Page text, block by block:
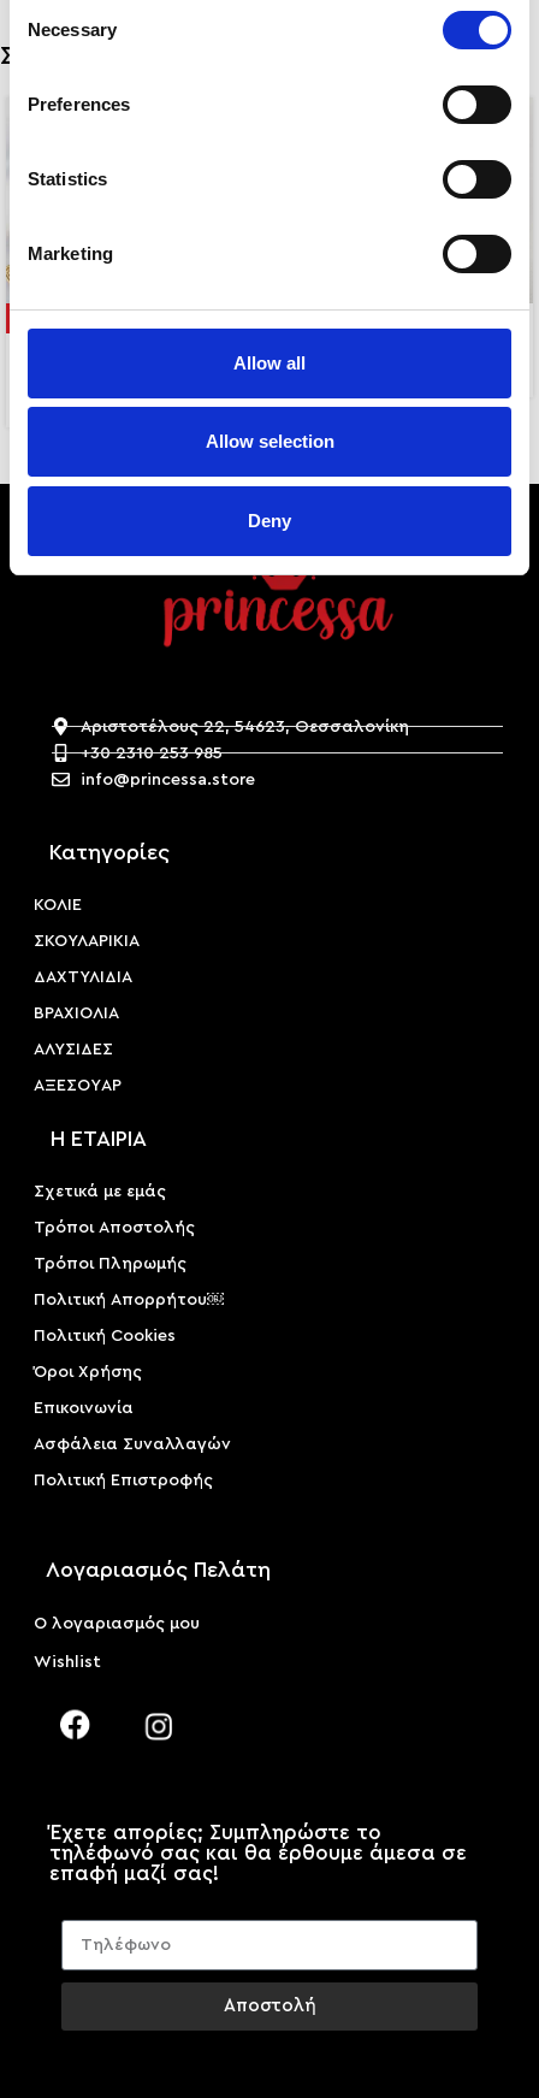
Selection
Necessary
Preferences
Statistics
Marketing
Allow all
Allow selection
Deny
Σχετικά προϊόντα
12,00€ 5,00€
HONEY
5,00
Αριστοτέλους 22, 54623, Θεσσαλονίκη
+30 2310 253 985
info@princessa.store
Κατηγορίες
ΚΟΛΙΕ
ΣΚΟΥΛΑΡΙΚΙΑ
ΔΑΧΤΥΛΙΔΙΑ
ΒΡΑΧΙΟΛΙΑ
ΑΛΥΣΙΔΕΣ
ΑΞΕΣΟΥAΡ
Η ΕΤΑΙΡΙΑ
Σχετικά με εμάς
Τρόποι Αποστολής
Τρόποι Πληρωμής
Πολιτική Απορρήτου￼
Πολιτική Cookies
Όροι Χρήσης
Επικοινωνία
Ασφάλεια Συναλλαγών
Πολιτική Επιστροφής
Λογαριασμός Πελάτη
Ο λογαριασμός μου
Wishlist
Έχετε απορίες; Συμπληρώστε το
τηλέφωνό σας και θα έρθουμε άμεσα σε
επαφή μαζί σας!
Αποστολή